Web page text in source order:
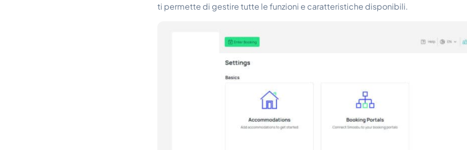
ti permette di gestire tutte le funzioni e caratteristiche disponibili.